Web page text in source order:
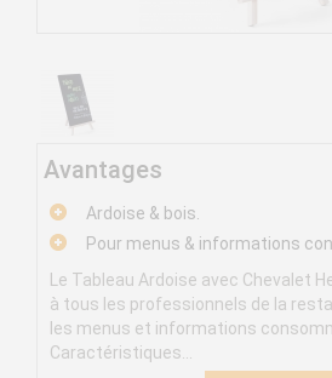
Avantages
Ardoise & bois.
Pour menus & informations
Le Tableau Ardoise avec Chevalet
à tous les professionnels de la
les menus et informations
Caractéristiques...